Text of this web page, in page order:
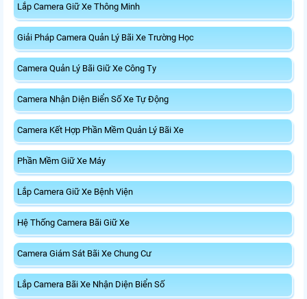
Lắp Camera Giữ Xe Thông Minh
Giải Pháp Camera Quản Lý Bãi Xe Trường Học
Camera Quản Lý Bãi Giữ Xe Công Ty
Camera Nhận Diện Biển Số Xe Tự Động
Camera Kết Hợp Phần Mềm Quản Lý Bãi Xe
Phần Mềm Giữ Xe Máy
Lắp Camera Giữ Xe Bệnh Viện
Hệ Thống Camera Bãi Giữ Xe
Camera Giám Sát Bãi Xe Chung Cư
Lắp Camera Bãi Xe Nhận Diện Biển Số